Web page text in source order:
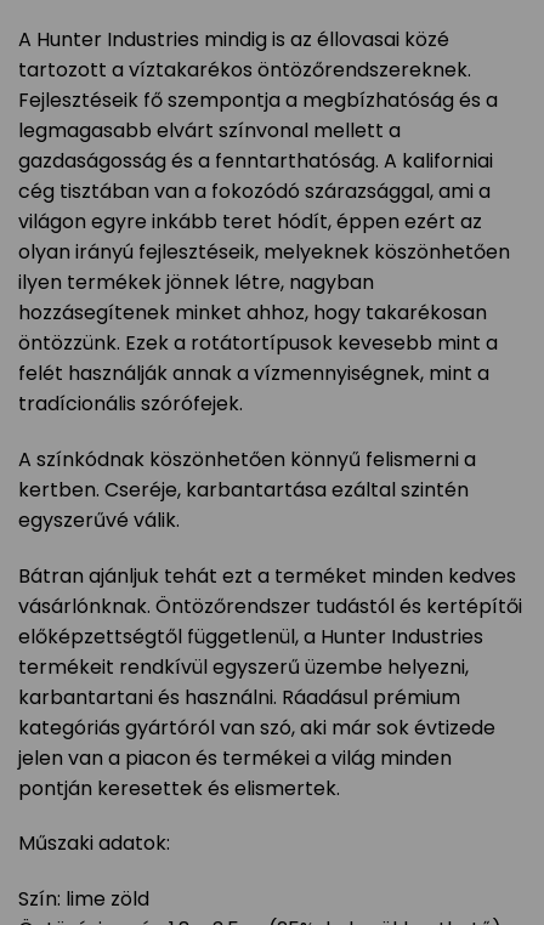
A Hunter Industries mindig is az éllovasai közé
tartozott a víztakarékos öntözőrendszereknek.
Fejlesztéseik fő szempontja a megbízhatóság és a
legmagasabb elvárt színvonal mellett a
gazdaságosság és a fenntarthatóság. A kaliforniai
cég tisztában van a fokozódó szárazsággal, ami a
világon egyre inkább teret hódít, éppen ezért az
olyan irányú fejlesztéseik, melyeknek köszönhetően
ilyen termékek jönnek létre, nagyban
hozzásegítenek minket ahhoz, hogy takarékosan
öntözzünk. Ezek a rotátortípusok kevesebb mint a
felét használják annak a vízmennyiségnek, mint a
tradícionális szórófejek.
A színkódnak köszönhetően könnyű felismerni a
kertben. Cseréje, karbantartása ezáltal szintén
egyszerűvé válik.
Bátran ajánljuk tehát ezt a terméket minden kedves
vásárlónknak. Öntözőrendszer tudástól és kertépítői
előképzettségtől függetlenül, a Hunter Industries
termékeit rendkívül egyszerű üzembe helyezni,
karbantartani és használni. Ráadásul prémium
kategóriás gyártóról van szó, aki már sok évtizede
jelen van a piacon és termékei a világ minden
pontján keresettek és elismertek.
Műszaki adatok:
Szín: lime zöld